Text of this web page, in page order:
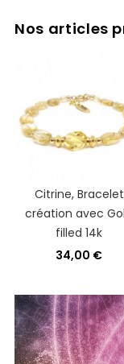
Nos articles
Citrine, Bracelet
création avec
filled 14k
34,00 €